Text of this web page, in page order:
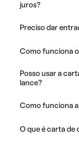
juros?
Preciso dar
Como funciona
Posso usar a
lance?
Como funciona
O que é carta de